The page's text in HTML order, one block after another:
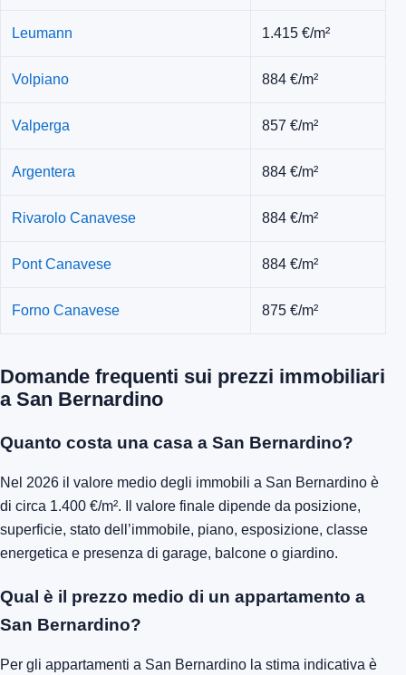
Leumann 1.415 €/m²
Volpiano 884 €/m²
Valperga 857 €/m²
Argentera 884 €/m²
Rivarolo Canavese 884 €/m²
Pont Canavese 884 €/m²
Forno Canavese 875 €/m²
Domande frequenti sui prezzi immobiliari
a San Bernardino
Quanto costa una casa a San Bernardino?
Nel 2026 il valore medio degli immobili a San Bernardino è
di circa 1.400 €/m². Il valore finale dipende da posizione,
superficie, stato dell’immobile, piano, esposizione, classe
energetica e presenza di garage, balcone o giardino.
Qual è il prezzo medio di un appartamento a
San Bernardino?
Per gli appartamenti a San Bernardino la stima indicativa è